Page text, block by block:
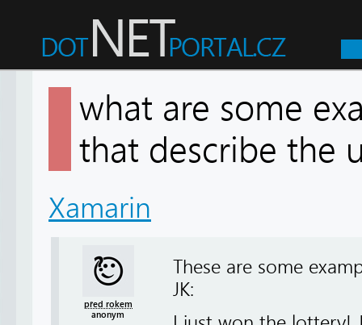
what are some
that describe the
Xamarin
před rokem
anonym
These are some
JK: